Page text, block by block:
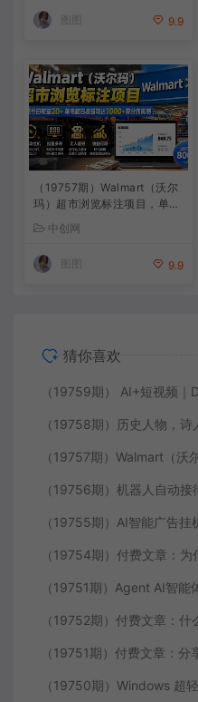
款
9.9
（19757期）Walmart（沃尔
玛）超市浏览标注项目，单账
号日收益20+ 单电脑日收益可
达1000+带分佣机制
中创网
9.9
猜你喜欢